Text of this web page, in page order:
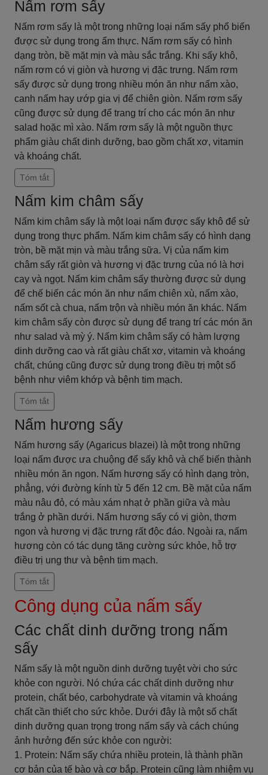
Nấm rơm sấy
Nấm rơm sấy là một trong những loại nấm sấy phổ biến
được sử dụng trong ẩm thực. Nấm rơm sấy có hình
dạng tròn, bề mặt mịn và màu sắc trắng. Khi sấy khô,
nấm rơm có vị giòn và hương vị đặc trưng. Nấm rơm
sấy được sử dụng trong nhiều món ăn như nấm xào,
canh nấm hay ướp gia vị để chiên giòn. Nấm rơm sấy
cũng được sử dụng để trang trí cho các món ăn như
salad hoặc mì xào. Nấm rơm sấy là một nguồn thực
phẩm giàu chất dinh dưỡng, bao gồm chất xơ, vitamin
và khoáng chất.
Tóm tắt
Nấm kim châm sấy
Nấm kim châm sấy là một loại nấm được sấy khô để sử
dụng trong thực phẩm. Nấm kim châm sấy có hình dạng
tròn, bề mặt mịn và màu trắng sữa. Vị của nấm kim
châm sấy rất giòn và hương vị đặc trưng của nó là hơi
cay và ngọt. Nấm kim châm sấy thường được sử dụng
để chế biến các món ăn như nấm chiên xù, nấm xào,
nấm sốt cà chua, nấm trộn và nhiều món ăn khác. Nấm
kim châm sấy còn được sử dụng để trang trí các món ăn
như salad và mỳ ý. Nấm kim châm sấy có hàm lượng
dinh dưỡng cao và rất giàu chất xơ, vitamin và khoáng
chất, chúng cũng được sử dụng trong điều trị một số
bệnh như viêm khớp và bệnh tim mạch.
Tóm tắt
Nấm hương sấy
Nấm hương sấy (Agaricus blazei) là một trong những
loại nấm được ưa chuộng để sấy khô và chế biến thành
nhiều món ăn ngon. Nấm hương sấy có hình dạng tròn,
phẳng, với đường kính từ 5 đến 12 cm. Bề mặt của nấm
màu nâu đỏ, có màu xám nhạt ở phần giữa và màu
trắng ở phần dưới. Nấm hương sấy có vị giòn, thơm
ngon và hương vị đặc trưng rất độc đáo. Ngoài ra, nấm
hương còn có tác dụng tăng cường sức khỏe, hỗ trợ
điều trị ung thư và bệnh tim mạch.
Tóm tắt
Công dụng của nấm sấy
Các chất dinh dưỡng trong nấm
sấy
Nấm sấy là một nguồn dinh dưỡng tuyệt vời cho sức
khỏe con người. Nó chứa các chất dinh dưỡng như
protein, chất béo, carbohydrate và vitamin và khoáng
chất cần thiết cho sức khỏe. Dưới đây là một số chất
dinh dưỡng quan trọng trong nấm sấy và cách chúng
ảnh hưởng đến sức khỏe con người:
1. Protein: Nấm sấy chứa nhiều protein, là thành phần
cơ bản của tế bào và cơ bắp. Protein cũng làm nhiệm vụ